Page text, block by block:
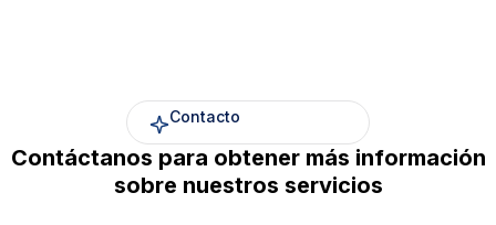
Contacto
Contáctanos para obtener más información
sobre nuestros servicios